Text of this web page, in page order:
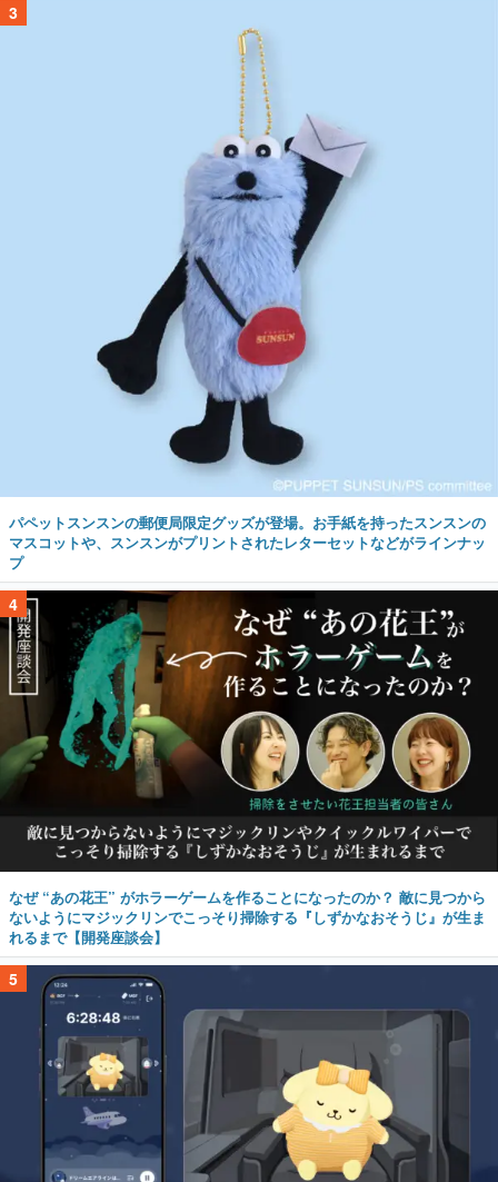
3
パペットスンスンの郵便局限定グッズが登場。お手紙を持ったスンスンの
マスコットや、スンスンがプリントされたレターセットなどがラインナッ
プ
4
なぜ “あの花王” がホラーゲームを作ることになったのか？ 敵に見つから
ないようにマジックリンでこっそり掃除する『しずかなおそうじ』が生ま
れるまで【開発座談会】
5